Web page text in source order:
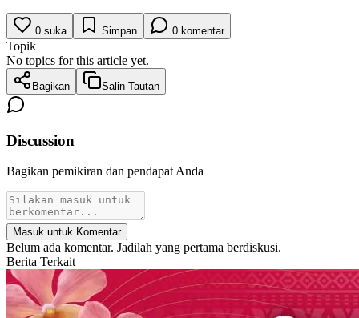
0 suka Simpan 0 komentar
Topik
No topics for this article yet.
Bagikan Salin Tautan
Discussion
Bagikan pemikiran dan pendapat Anda
Masuk untuk Komentar
Belum ada komentar. Jadilah yang pertama berdiskusi.
Berita Terkait